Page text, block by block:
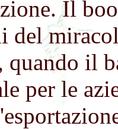
Il
del
il
per le